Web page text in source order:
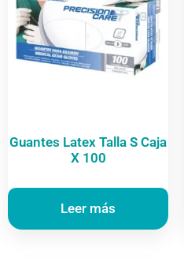
Guantes Latex Talla S Caja
X 100
Leer más